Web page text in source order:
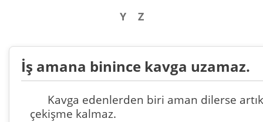
Y
Z
İş amana binince kavga uzamaz.
Kavga edenlerden biri aman dilerse artık
çekişme kalmaz.